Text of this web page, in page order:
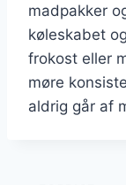
madpakker
køleskabet
frokost eller
møre
aldrig går af